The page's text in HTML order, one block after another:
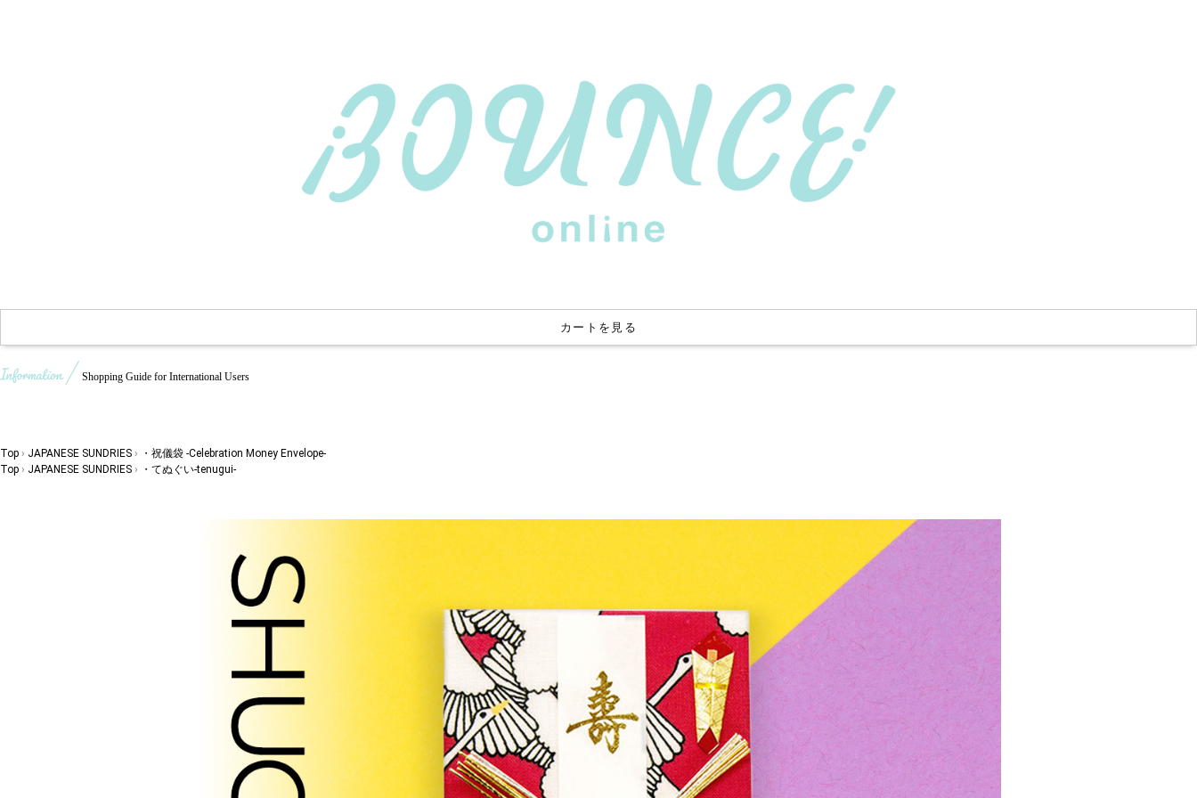
カートを見る
Shopping Guide for International Users
Top JAPANESE SUNDRIES
・祝儀袋 -Celebration Money Envelope-
Top
JAPANESE SUNDRIES ・てぬぐい-tenugui-